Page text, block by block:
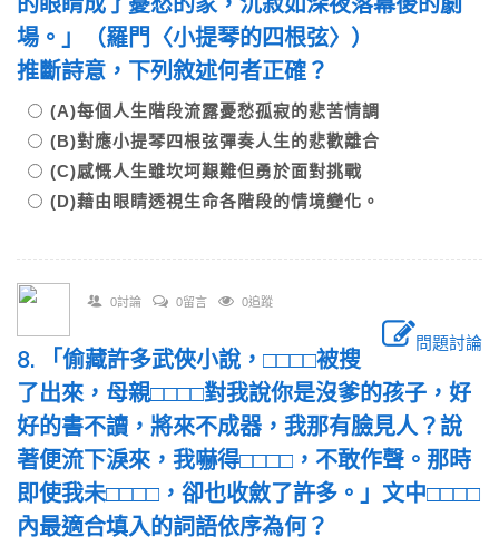
場。」（羅門〈小提琴的四根弦〉）
推斷詩意，下列敘述何者正確？
(A)每個人生階段流露憂愁孤寂的悲苦情調
(B)對應小提琴四根弦彈奏人生的悲歡離合
(C)感慨人生雖坎坷艱難但勇於面對挑戰
(D)藉由眼睛透視生命各階段的情境變化。
0討論 0留言 0追蹤
問題討論
8. 「偷藏許多武俠小說，□□□□被搜
了出來，母親□□□□對我說你是沒爹的孩子，好
好的書不讀，將來不成器，我那有臉見人？說
著便流下淚來，我嚇得□□□□，不敢作聲。那時
即使我未□□□□，卻也收斂了許多。」文中□□□□
內最適合填入的詞語依序為何？